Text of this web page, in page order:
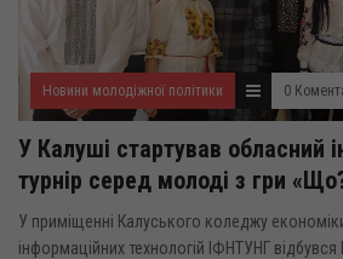
Новини молодіжної політики 0
У Калуші стартував обласний
турнір серед молоді з гри
У приміщенні Калуського коледжу
інформаційних технологій ІФНТУНГ відбувся